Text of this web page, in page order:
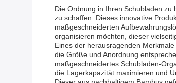
Die Ordnung in Ihren Schubladen
zu schaffen. Dieses innovative
maßgeschneiderten
organisieren möchten, dieser
Eines der herausragenden
die Größe und Anordnung
maßgeschneidertes Schubladen-
die Lagerkapazität maximieren und